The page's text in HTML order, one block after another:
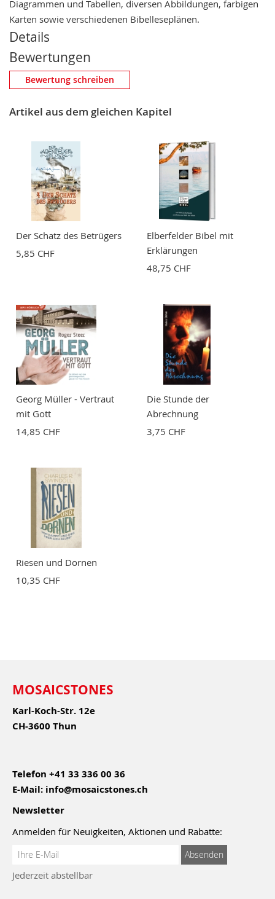
Diagrammen und Tabellen, diversen Abbildungen, farbigen
Karten sowie verschiedenen Bibelleseplänen.
Details
Bewertungen
Eigene Bewertung schreiben
Nickname
Zusammenfassung
Bewertung
Bewertung schreiben
Artikel aus dem gleichen Kapitel
Der Schatz des Betrügers
5,85 CHF
Elberfelder Bibel mit
Erklärungen
48,75 CHF
Georg Müller - Vertraut
mit Gott
14,85 CHF
Die Stunde der
Abrechnung
3,75 CHF
Riesen und Dornen
10,35 CHF
MOSAICSTONES
Karl-Koch-Str. 12e
CH-3600 Thun
Telefon +41 33 336 00 36
E-Mail: info@mosaicstones.ch
Newsletter
Anmelden für Neuigkeiten, Aktionen und Rabatte:
Anmeldung
Newsletter:
Absenden
Jederzeit abstellbar